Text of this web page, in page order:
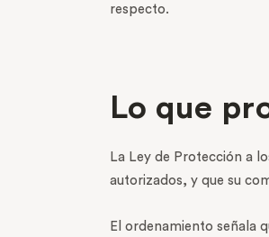
respecto.
Lo que
La Ley de Protección a
autorizados, y que su
El ordenamiento señala